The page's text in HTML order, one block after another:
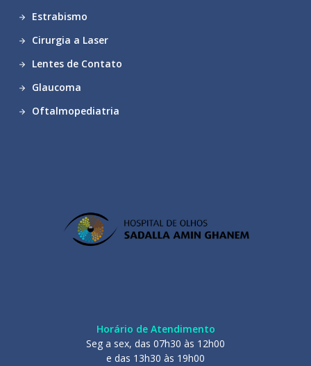
Estrabismo
Cirurgia a Laser
Lentes de Contato
Glaucoma
Oftalmopediatria
Horário de Atendimento
Seg a sex, das 07h30 às 12h00
e das 13h30 às 19h00